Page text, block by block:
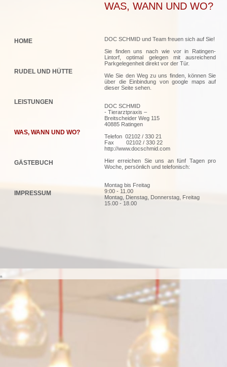
HOME
RUDEL UND HÜTTE
LEISTUNGEN
WAS, WANN UND WO?
GÄSTEBUCH
IMPRESSUM
WAS, WANN UND WO?
DOC SCHMID und Team freuen sich auf Sie!
Sie finden uns nach wie vor in Ratingen-
Lintorf, optimal gelegen mit ausreichend
Parkgelegenheit direkt vor der Tür.
Wie Sie den Weg zu uns finden, können Sie
über die Einbindung von google maps auf
dieser Seite sehen.
DOC SCHMID
- Tierarztpraxis –
Breitscheider Weg 115
40885 Ratingen
Telefon 02102 / 330 21
Fax 02102 / 330 22
http://www.docschmid.com
Hier erreichen Sie uns an fünf Tagen pro
Woche, persönlich und telefonisch:
Montag bis Freitag
9:00 - 11.00
Montag, Dienstag, Donnerstag, Freitag
15.00 - 18.00